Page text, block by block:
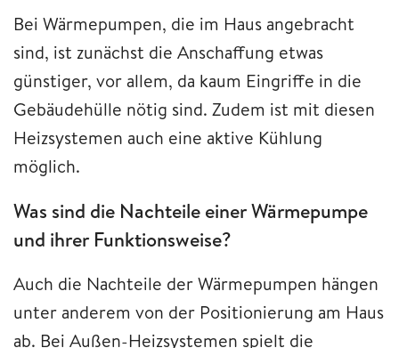
Bei Wärmepumpen, die im Haus angebracht
sind, ist zunächst die Anschaffung etwas
günstiger, vor allem, da kaum Eingriffe in die
Gebäudehülle nötig sind. Zudem ist mit diesen
Heizsystemen auch eine aktive Kühlung
möglich.
Was sind die Nachteile einer Wärmepumpe
und ihrer Funktionsweise?
Auch die Nachteile der Wärmepumpen hängen
unter anderem von der Positionierung am Haus
ab. Bei Außen-Heizsystemen spielt die